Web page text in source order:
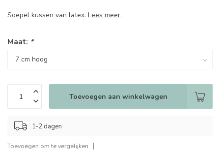
Soepel kussen van latex. Lees meer.
Maat: *
Toevoegen aan winkelwagen
1-2 dagen
Toevoegen om te vergelijken